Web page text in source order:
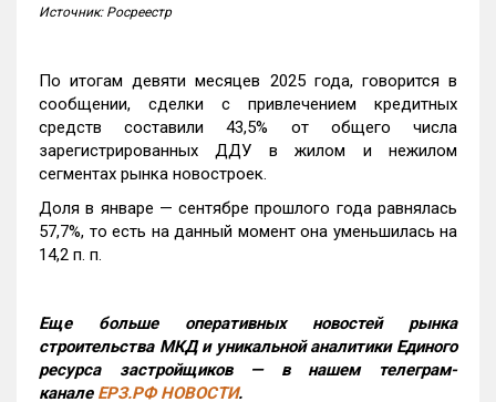
Источник: Росреестр
По итогам девяти месяцев 2025 года, говорится в
сообщении, сделки с привлечением кредитных
средств составили 43,5% от общего числа
зарегистрированных ДДУ в жилом и нежилом
сегментах рынка новостроек.
Доля в январе — сентябре прошлого года равнялась
57,7%, то есть на данный момент она уменьшилась на
14,2 п. п.
Еще больше оперативных новостей рынка
строительства МКД и уникальной аналитики Единого
ресурса застройщиков — в нашем телеграм-
канале ЕРЗ.РФ НОВОСТИ.